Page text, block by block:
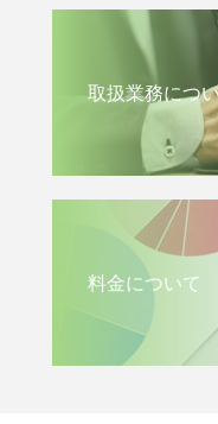
取扱業務につ
料金について